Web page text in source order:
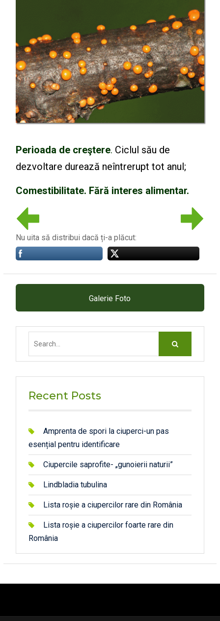
Perioada de creştere. Ciclul său de
dezvoltare durează neîntrerupt tot anul;
Comestibilitate. Fără interes alimentar.
Nu uita să distribui dacă ți-a plăcut:
Galerie Foto
Recent Posts
Amprenta de spori la ciuperci-un pas
esențial pentru identificare
Ciupercile saprofite- „gunoierii naturii”
Lindbladia tubulina
Lista roșie a ciupercilor rare din România
Lista roșie a ciupercilor foarte rare din
România